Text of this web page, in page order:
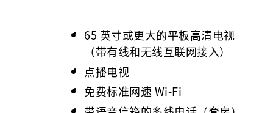
65 英寸或更大的平板高清电视
（带有线和无线互联网接入）
点播电视
免费标准网速 Wi-Fi